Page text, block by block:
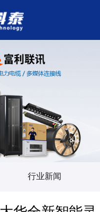
行业新闻